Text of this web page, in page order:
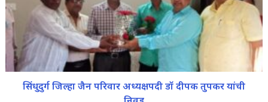
सिंधुदुर्ग जिल्हा जैन परिवार अध्यक्षपदी डॉ दीपक तुपकर यांची